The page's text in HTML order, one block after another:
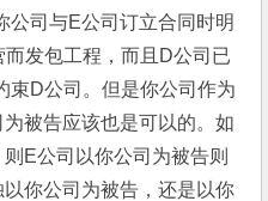
公司与E公司订立合同时明
发包工程，而且D公司已
束D公司。但是你公司作为
被告应该也是可以的。如
E公司以你公司为被告则
你公司为被告，还是以你